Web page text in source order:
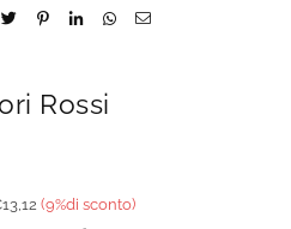
Rossi
(9%di sconto)